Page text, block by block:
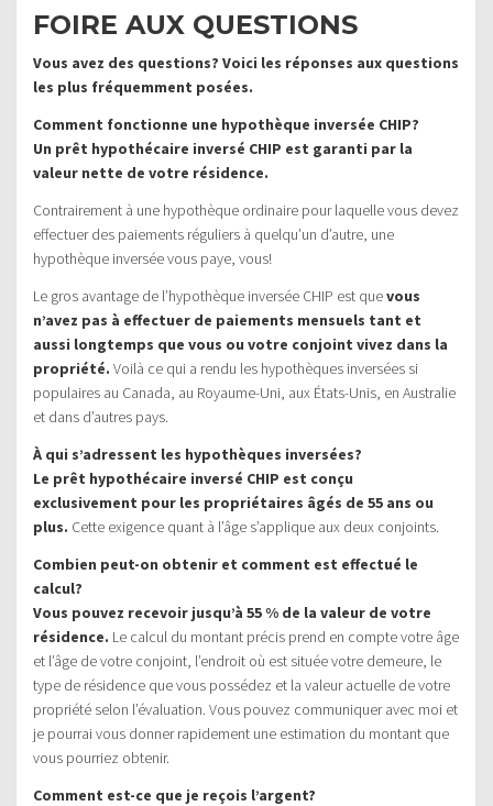
FOIRE AUX QUESTIONS
Vous avez des questions? Voici les réponses aux questions
les plus fréquemment posées.
Comment fonctionne une hypothèque inversée CHIP?
Un prêt hypothécaire inversé CHIP est garanti par la
valeur nette de votre résidence.
Contrairement à une hypothèque ordinaire pour laquelle vous devez
effectuer des paiements réguliers à quelqu’un d’autre, une
hypothèque inversée vous paye, vous!
Le gros avantage de l’hypothèque inversée CHIP est quevous
n’avez pas à effectuer de paiements mensuels tant et
aussi longtemps que vous ou votre conjoint vivez dans la
propriété. Voilà ce qui a rendu les hypothèques inversées si
populaires au Canada, au Royaume-Uni, aux États-Unis, en Australie
et dans d’autres pays.
À qui s’adressent les hypothèques inversées?
Le prêt hypothécaire inversé CHIP est conçu
exclusivement pour les propriétaires âgés de 55 ans ou
plus. Cette exigence quant à l’âge s’applique aux deux conjoints.
Combien peut-on obtenir et comment est effectué le
calcul?
Vous pouvez recevoir jusqu’à 55 % de la valeur de votre
résidence. Le calcul du montant précis prend en compte votre âge
et l’âge de votre conjoint, l’endroit où est située votre demeure, le
type de résidence que vous possédez et la valeur actuelle de votre
propriété selon l’évaluation. Vous pouvez communiquer avec moi et
je pourrai vous donner rapidement une estimation du montant que
vous pourriez obtenir.
Comment est-ce que je reçois l’argent?